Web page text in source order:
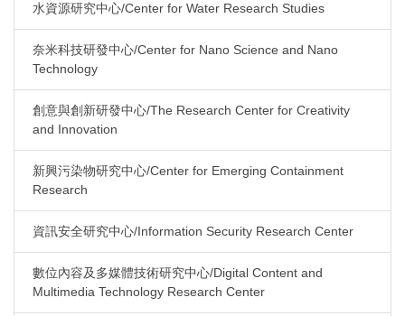
水資源研究中心/Center for Water Research Studies
奈米科技研發中心/Center for Nano Science and Nano
Technology
創意與創新研發中心/The Research Center for Creativity
and Innovation
新興污染物研究中心/Center for Emerging Containment
Research
資訊安全研究中心/Information Security Research Center
數位內容及多媒體技術研究中心/Digital Content and
Multimedia Technology Research Center